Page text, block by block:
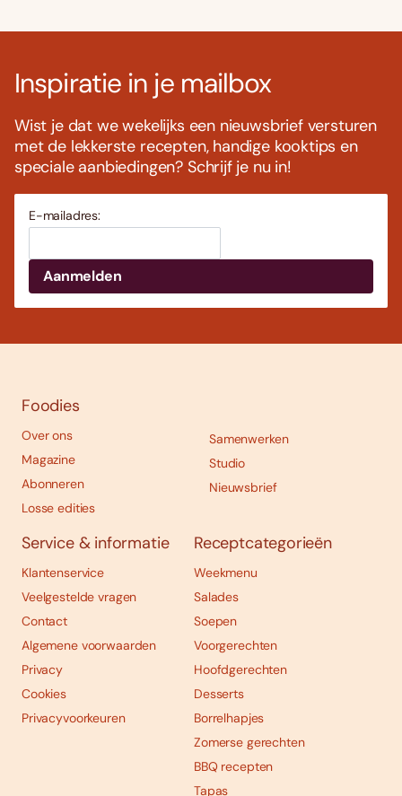
Inspiratie in je mailbox
Wist je dat we wekelijks een nieuwsbrief versturen
met de lekkerste recepten, handige kooktips en
speciale aanbiedingen? Schrijf je nu in!
E-mailadres:
Foodies
Over ons
Magazine
Abonneren
Losse edities
Samenwerken
Studio
Nieuwsbrief
Service & informatie
Klantenservice
Veelgestelde vragen
Contact
Algemene voorwaarden
Privacy
Cookies
Privacyvoorkeuren
Receptcategorieën
Weekmenu
Salades
Soepen
Voorgerechten
Hoofdgerechten
Desserts
Borrelhapjes
Zomerse gerechten
BBQ recepten
Tapas